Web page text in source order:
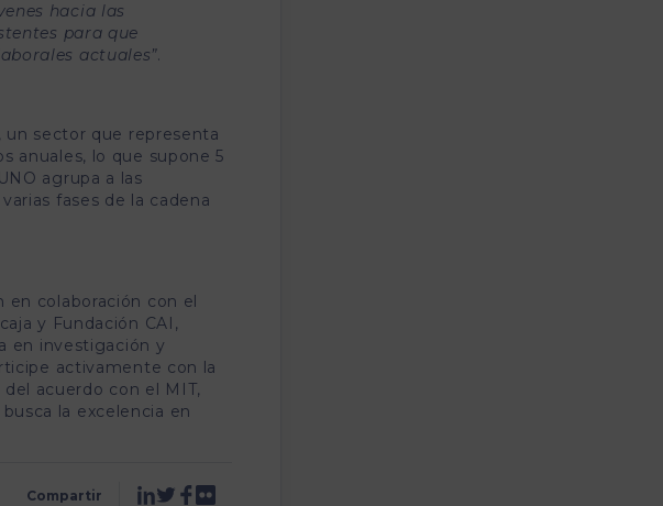
hacia las
para que
actuales”.
un sector que representa
anuales, lo que supone 5
agrupa a las
fases de la cadena
colaboración con el
y Fundación CAI,
en investigación y
activamente con la
acuerdo con el MIT,
la excelencia en
Compartir